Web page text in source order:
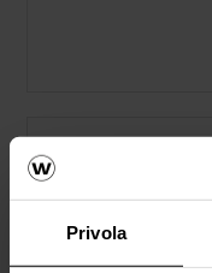
Privola